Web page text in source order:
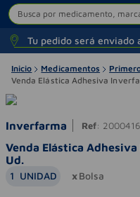
Busca por medicamento,
Tu pedido será enviado
Inicio Medicamentos
Venda Elástica Adhesiva
Inverfarma Ref:
Venda Elástica
Ud.
1 UNIDAD Bolsa